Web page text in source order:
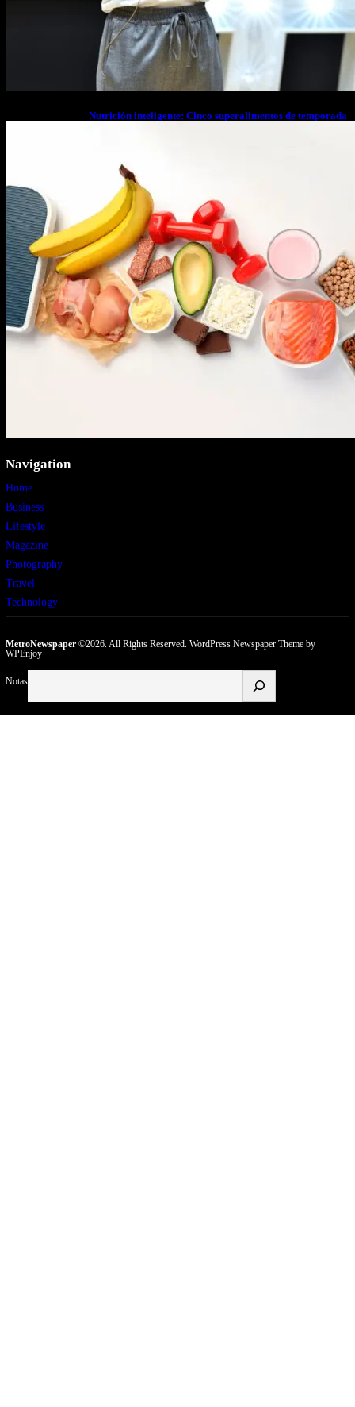
Nutrición inteligente: Cinco superalimentos de temporada
Navigation
Home
Business
Lifestyle
Magazine
Photography
Travel
Technology
MetroNewspaper©2026. All Rights Reserved. WordPress Newspaper Themeby
WPEnjoy
Notas